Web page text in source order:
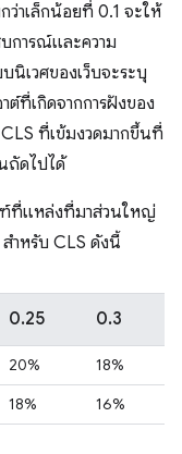
าเล็กน้อยที่ 0.1 จะให้
การณ์และความ
นิเวศของเว็บจะระบุ
ต์ที่เกิดจากการฝังของ
ที่เข้มงวดมากขึ้นที่
ถัดไปได้
ฑ์ที่แหล่งที่มาส่วนใหญ่
ำหรับ CLS ดังนี้
0.25 0.3
20%
18%
18% 16%